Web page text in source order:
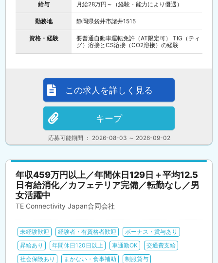
給与 月給28万円～（経験・能力により優遇）
勤務地 静岡県袋井市諸井1515
資格・経験
要普通自動車運転免許（AT限定可） TIG（ティ
グ）溶接とCS溶接（CO2溶接）の経験
応募可能期間 ： 2026-08-03 ～ 2026-09-02
この求人を詳しく見る
キープ
年収459万円以上／年間休日129日＋平均12.5
日有給消化／カフェテリア完備／転勤なし／男
女活躍中
TE Connectivity Japan合同会社
未経験歓迎 経験者・有資格者歓迎
ボーナス・賞与あり
昇給あり
年間休日120日以上 車通勤OK
交通費支給
社会保険あり
まかない・食事補助 制服貸与